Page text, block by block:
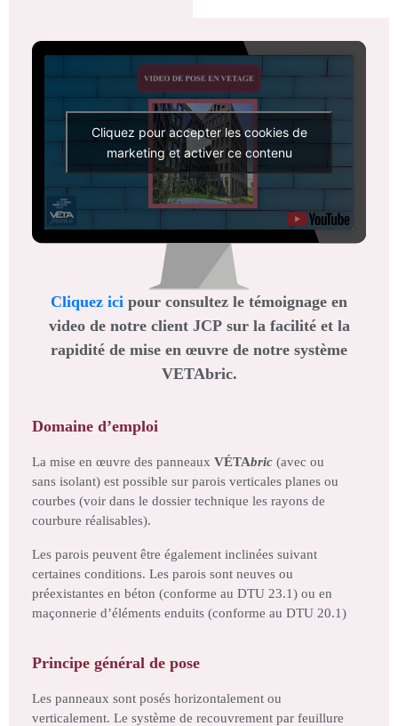
Lecteur
vidéo
Cliquez pour accepter les cookies de
marketing et activer ce contenu
Cliquez ici pour consultez le témoignage en
video de notre client JCP sur la facilité et la
rapidité de mise en œuvre de notre système
VETAbric.
Domaine d’emploi
La mise en œuvre des panneaux VÉTAbric (avec ou
sans isolant) est possible sur parois verticales planes ou
courbes (voir dans le dossier technique les rayons de
courbure réalisables).
Les parois peuvent être également inclinées suivant
certaines conditions. Les parois sont neuves ou
préexistantes en béton (conforme au DTU 23.1) ou en
maçonnerie d’éléments enduits (conforme au DTU 20.1)
Principe général de pose
Les panneaux sont posés horizontalement ou
verticalement. Le système de recouvrement par feuillure